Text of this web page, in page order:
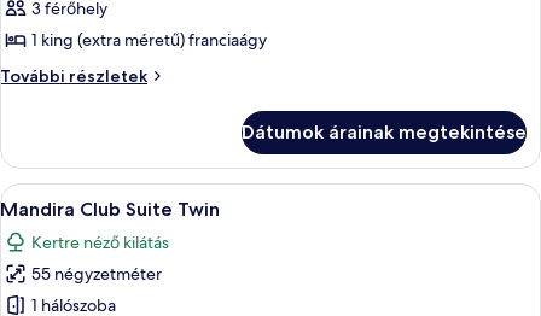
szoba
összes
képének
3 férőhely
1 king (extra méretű) franciaágy
További részletek
Szoba
Dátumok árainak megtekintése
A
következő
szoba
összes
képének
Egy hálószoba, amelyben ágy,
14
Mandira Club Suite Twin
Kertre néző kilátás
55 négyzetméter
1 hálószoba